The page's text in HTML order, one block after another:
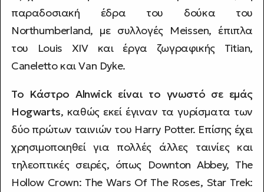
παραδοσιακή έδρα του δούκα του
Northumberland, με συλλογές Meissen, έπιπλα
του Louis XIV και έργα ζωγραφικής Titian,
Caneletto και Van Dyke.
Το Κάστρο Alnwick είναι το γνωστό σε εμάς
Hogwarts, καθώς εκεί έγιναν τα γυρίσματα των
δύο πρώτων ταινιών του Harry Potter. Επίσης έχει
χρησιμοποιηθεί για πολλές άλλες ταινίες και
τηλεοπτικές σειρές, όπως Downton Abbey, The
Hollow Crown: The Wars Of The Roses, Star Trek: